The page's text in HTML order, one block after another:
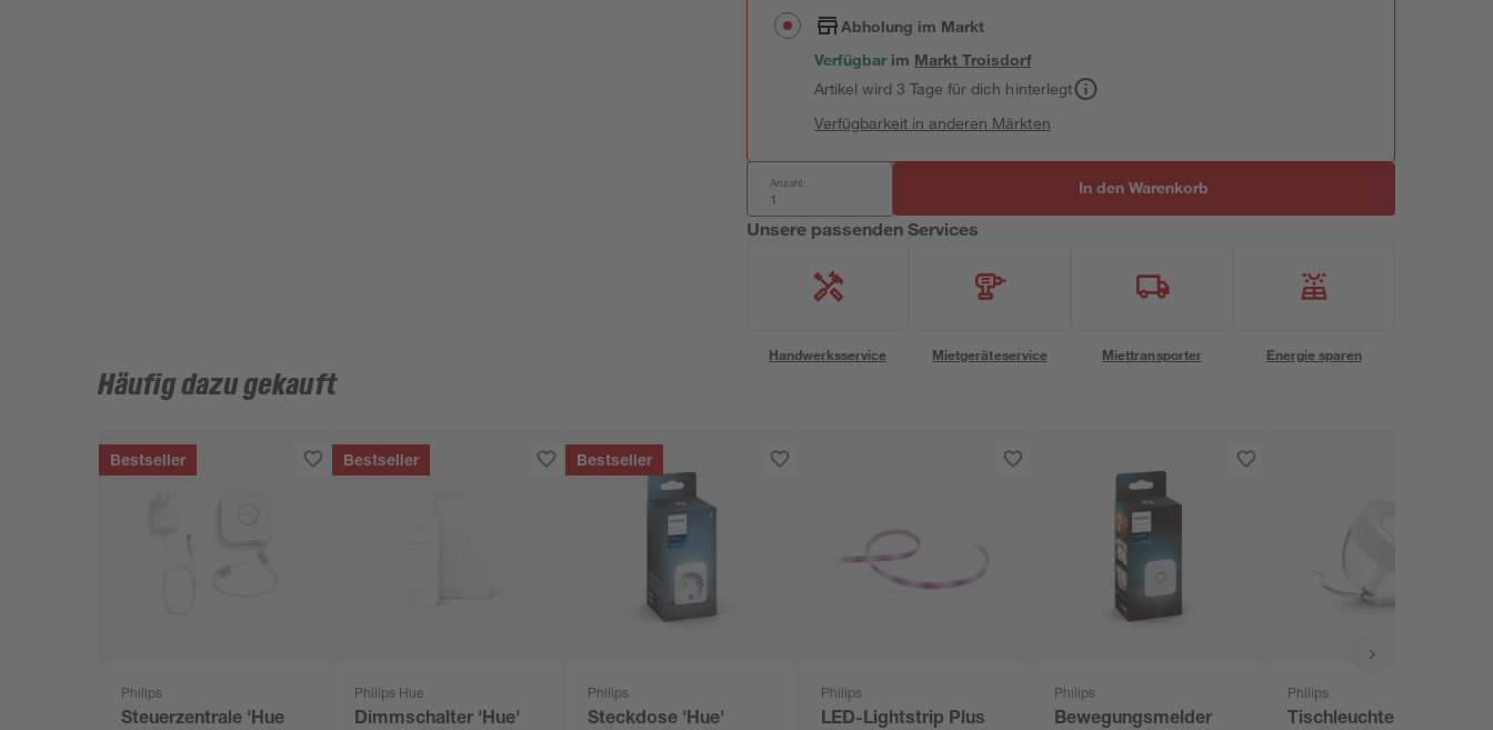
Abholung im Markt
Verfügbar im MarktTroisdorf
Artikel wird 3 Tage für dich hinterlegt
Verfügbarkeit in anderen Märkten
Anzahl: In den Warenkorb
Unsere passenden Services
Handwerksservice Mietgeräteservice Miettransporter Energie sparen
Häufig dazu gekauft
Bestseller
Philips
Steuerzentrale 'Hue
Bestseller
Philips Hue
Dimmschalter 'Hue'
Bestseller
Philips
Steckdose 'Hue'
Philips
LED-Lightstrip Plus
Philips
Bewegungsmelder
Philips
Tischleuchte 'Hue